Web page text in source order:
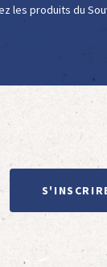
les produits du